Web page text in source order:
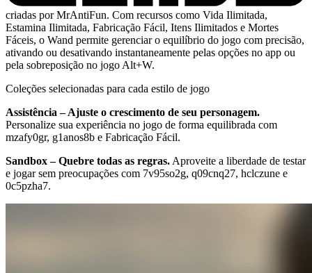
criadas por MrAntiFun. Com recursos como Vida Ilimitada,
Estamina Ilimitada, Fabricação Fácil, Itens Ilimitados e Mortes
Fáceis, o Wand permite gerenciar o equilíbrio do jogo com precisão,
ativando ou desativando instantaneamente pelas opções no app ou
pela sobreposição no jogo Alt+W.
Coleções selecionadas para cada estilo de jogo
Assistência – Ajuste o crescimento de seu personagem.
Personalize sua experiência no jogo de forma equilibrada com
mzafy0gr, g1anos8b e Fabricação Fácil.
Sandbox – Quebre todas as regras. Aproveite a liberdade de testar
e jogar sem preocupações com 7v95so2g, q09cnq27, hclczune e
0c5pzha7.